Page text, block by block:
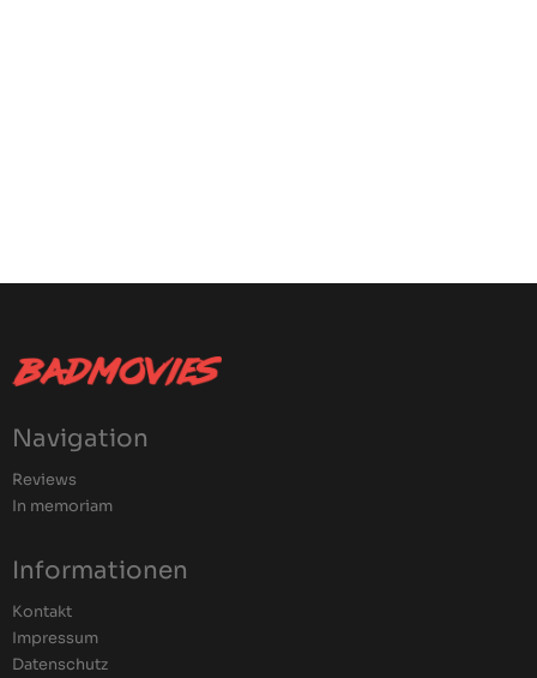
Navigation
Reviews
In memoriam
Informationen
Kontakt
Impressum
Datenschutz